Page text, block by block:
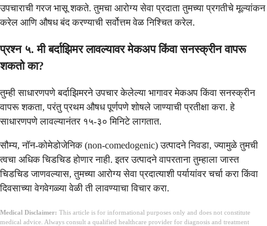
उपचाराची गरज भासू शकते. तुमचा आरोग्य सेवा प्रदाता तुमच्या प्रगतीचे मूल्यांकन
करेल आणि औषध बंद करण्याची सर्वोत्तम वेळ निश्चित करेल.
प्रश्न ५. मी बर्दाझिमर लावल्यावर मेकअप किंवा सनस्क्रीन वापरू
शकतो का?
तुम्ही साधारणपणे बर्दाझिमरने उपचार केलेल्या भागावर मेकअप किंवा सनस्क्रीन
वापरू शकता, परंतु प्रथम औषध पूर्णपणे शोषले जाण्याची प्रतीक्षा करा. हे
साधारणपणे लावल्यानंतर १५-३० मिनिटे लागतात.
सौम्य, नॉन-कोमेडोजेनिक (non-comedogenic) उत्पादने निवडा, ज्यामुळे तुमची
त्वचा अधिक चिडचिड होणार नाही. इतर उत्पादने वापरताना तुम्हाला जास्त
चिडचिड जाणवल्यास, तुमच्या आरोग्य सेवा प्रदात्याशी पर्यायांवर चर्चा करा किंवा
दिवसाच्या वेगवेगळ्या वेळी ती लावण्याचा विचार करा.
Medical Disclaimer: This article is for informational purposes only and does not constitute
medical advice. Always consult a qualified healthcare provider for diagnosis and treatment